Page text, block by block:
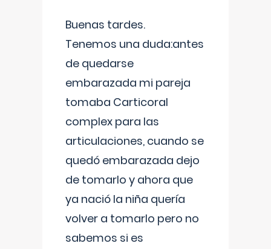
Buenas tardes.
Tenemos una duda:antes
de quedarse
embarazada mi pareja
tomaba Carticoral
complex para las
articulaciones, cuando se
quedó embarazada dejo
de tomarlo y ahora que
ya nació la niña quería
volver a tomarlo pero no
sabemos si es